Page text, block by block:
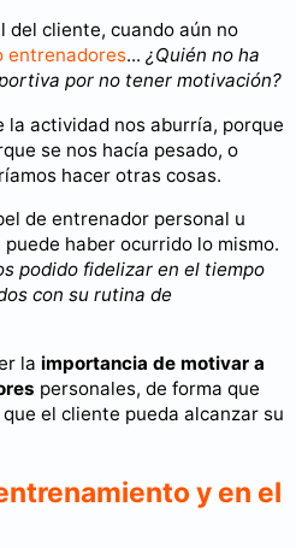
del cliente, cuando aún no
entrenadores... ¿Quién no ha
por no tener motivación?
la actividad nos aburría, porque
se nos hacía pesado, o
hacer otras cosas.
de entrenador personal u
haber ocurrido lo mismo.
podido fidelizar en el tiempo
con su rutina de
la importancia de motivar a
personales, de forma que
el cliente pueda alcanzar su
y en el